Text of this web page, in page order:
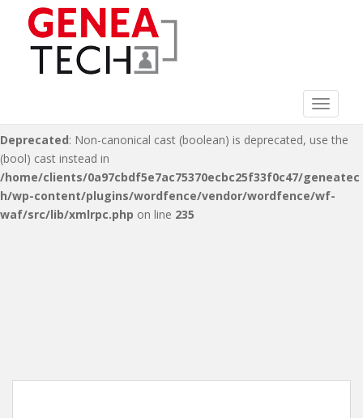
Deprecated: Non-canonical cast (double) is deprecated, use the
(float) cast instead in
/home/clients/0a97cbdf5e7ac75370ecbc25f33f0c47/geneatec
Deprecated: Non-canonical cast (boolean) is deprecated, use the
(bool) cast instead in
/home/clients/0a97cbdf5e7ac75370ecbc25f33f0c47/geneatec
h/wp-content/plugins/wordfence/vendor/wordfence/wf-
waf/src/lib/xmlrpc.php on line 235
Toggle